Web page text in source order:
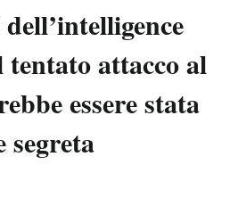
Moda
Consumismi
Storie/Idee
Media
attacco al
essere stata
segreta